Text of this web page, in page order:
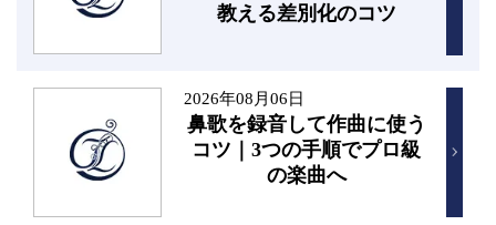
教える差別化のコツ
2026年08月06日
鼻歌を録音して作曲に使う
コツ｜3つの手順でプロ級
の楽曲へ